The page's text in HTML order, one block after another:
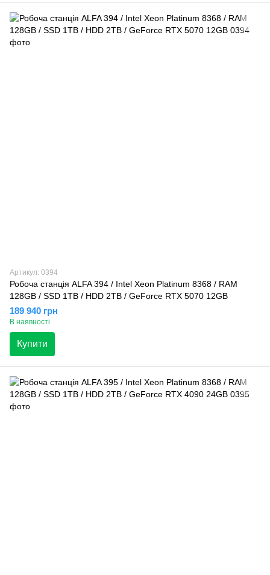
Артикул: 0394
Робоча станція ALFA 394 / Intel Xeon Platinum 8368 / RAM
128GB / SSD 1TB / HDD 2TB / GeForce RTX 5070 12GB
189 940 грн
В наявності
Купити